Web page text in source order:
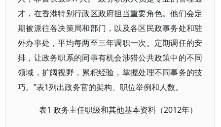
才，在香港特别行政区政府担当重要角色。他们会定
期被派往各决策局和部门，以及各区民政事务处和驻
外办事处，平均每两至三年调职一次。定期调任的安
排，让政务职系的同事有机会涉猎公共政策中的不同
领域，扩阔视野，累积经验，掌握处理不同事务的技
巧。”表1列出政务官的架构、职位举例和人数。
表1 政务主任职级和其他基本资料（2012年）